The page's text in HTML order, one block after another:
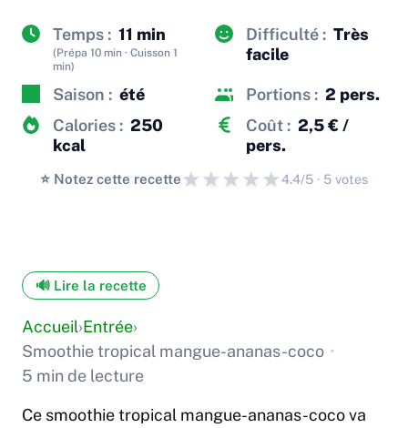
Temps : 11 min
(Prépa 10 min · Cuisson 1
min)
Difficulté : Très
facile
Saison : été Portions : 2 pers.
Calories : 250
kcal
Coût : 2,5 € /
pers.
⭐️ Notez cette recette★★★★★4.4/5 · 5 votes
🔊 Lire la recette
Accueil›Entrée›
Smoothie tropical mangue-ananas-coco •
5 min de lecture
Ce smoothie tropical mangue-ananas-coco va